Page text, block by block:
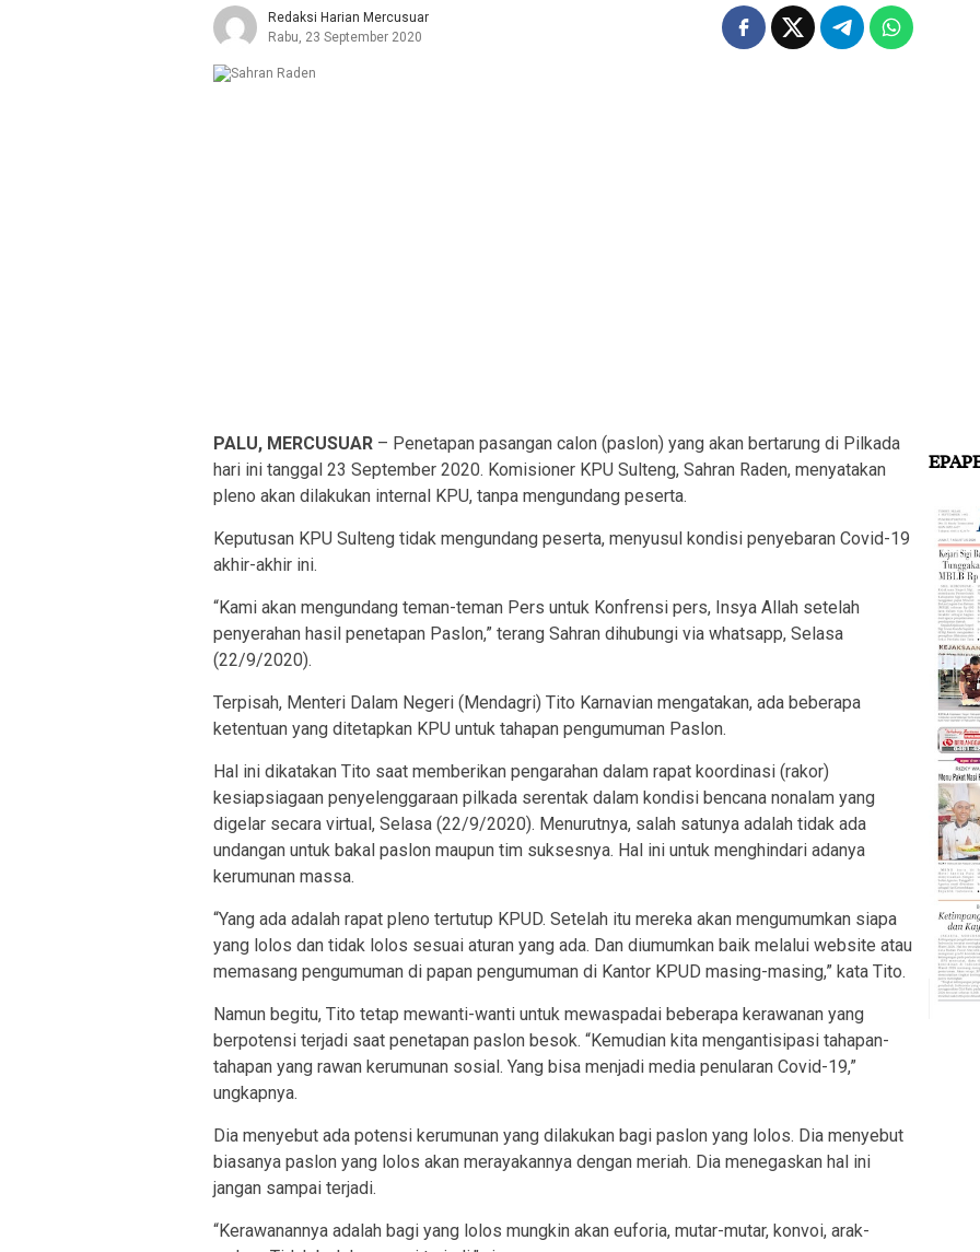
Redaksi Harian Mercusuar
Rabu, 23 September 2020
PALU, MERCUSUAR – Penetapan pasangan calon (paslon) yang akan bertarung di Pilkada
hari ini tanggal 23 September 2020. Komisioner KPU Sulteng, Sahran Raden, menyatakan
pleno akan dilakukan internal KPU, tanpa mengundang peserta.
Keputusan KPU Sulteng tidak mengundang peserta, menyusul kondisi penyebaran Covid-19
akhir-akhir ini.
“Kami akan mengundang teman-teman Pers untuk Konfrensi pers, Insya Allah setelah
penyerahan hasil penetapan Paslon,” terang Sahran dihubungi via whatsapp, Selasa
(22/9/2020).
Terpisah, Menteri Dalam Negeri (Mendagri) Tito Karnavian mengatakan, ada beberapa
ketentuan yang ditetapkan KPU untuk tahapan pengumuman Paslon.
Hal ini dikatakan Tito saat memberikan pengarahan dalam rapat koordinasi (rakor)
kesiapsiagaan penyelenggaraan pilkada serentak dalam kondisi bencana nonalam yang
digelar secara virtual, Selasa (22/9/2020). Menurutnya, salah satunya adalah tidak ada
undangan untuk bakal paslon maupun tim suksesnya. Hal ini untuk menghindari adanya
kerumunan massa.
“Yang ada adalah rapat pleno tertutup KPUD. Setelah itu mereka akan mengumumkan siapa
yang lolos dan tidak lolos sesuai aturan yang ada. Dan diumumkan baik melalui website atau
memasang pengumuman di papan pengumuman di Kantor KPUD masing-masing,” kata Tito.
Namun begitu, Tito tetap mewanti-wanti untuk mewaspadai beberapa kerawanan yang
berpotensi terjadi saat penetapan paslon besok. “Kemudian kita mengantisipasi tahapan-
tahapan yang rawan kerumunan sosial. Yang bisa menjadi media penularan Covid-19,”
ungkapnya.
Dia menyebut ada potensi kerumunan yang dilakukan bagi paslon yang lolos. Dia menyebut
biasanya paslon yang lolos akan merayakannya dengan meriah. Dia menegaskan hal ini
jangan sampai terjadi.
“Kerawanannya adalah bagi yang lolos mungkin akan euforia, mutar-mutar, konvoi, arak-